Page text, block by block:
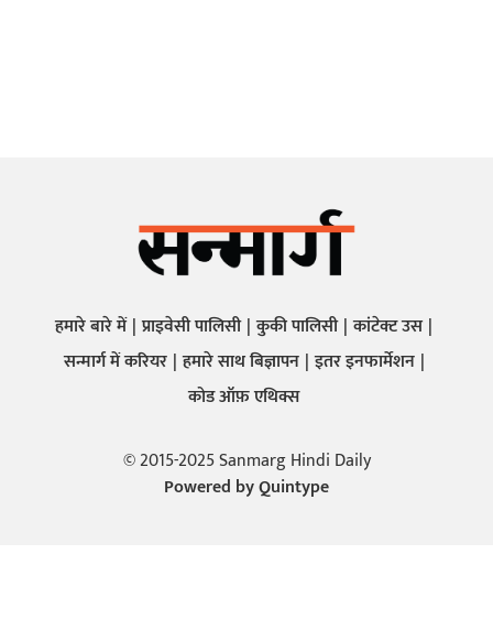
हमारे बारे में प्राइवेसी पालिसी कुकी पालिसी कांटेक्ट उस
सन्मार्ग में करियर हमारे साथ बिज्ञापन इतर इनफार्मेशन
कोड ऑफ़ एथिक्स
© 2015-2025 Sanmarg Hindi Daily
Powered byQuintype